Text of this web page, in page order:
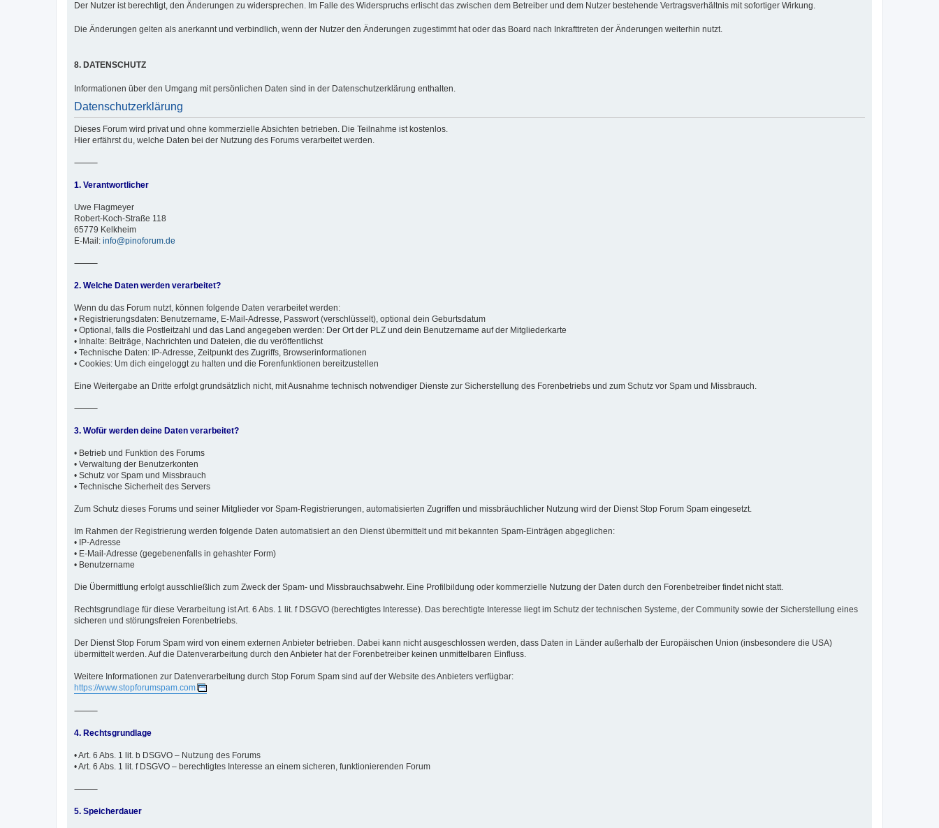
Der Nutzer ist berechtigt, den Änderungen zu widersprechen. Im Falle des Widerspruchs erlischt das zwischen dem Betreiber und dem Nutzer bestehende Vertragsverhältnis mit sofortiger Wirkung.
Die Änderungen gelten als anerkannt und verbindlich, wenn der Nutzer den Änderungen zugestimmt hat oder das Board nach Inkrafttreten der Änderungen weiterhin nutzt.
8. DATENSCHUTZ
Informationen über den Umgang mit persönlichen Daten sind in der Datenschutzerklärung enthalten.
Datenschutzerklärung
Dieses Forum wird privat und ohne kommerzielle Absichten betrieben. Die Teilnahme ist kostenlos.
Hier erfährst du, welche Daten bei der Nutzung des Forums verarbeitet werden.
⸻
1. Verantwortlicher
Uwe Flagmeyer
Robert-Koch-Straße 118
65779 Kelkheim
E-Mail: info@pinoforum.de
⸻
2. Welche Daten werden verarbeitet?
Wenn du das Forum nutzt, können folgende Daten verarbeitet werden:
• Registrierungsdaten: Benutzername, E-Mail-Adresse, Passwort (verschlüsselt), optional dein Geburtsdatum
• Optional, falls die Postleitzahl und das Land angegeben werden: Der Ort der PLZ und dein Benutzername auf der Mitgliederkarte
• Inhalte: Beiträge, Nachrichten und Dateien, die du veröffentlichst
• Technische Daten: IP-Adresse, Zeitpunkt des Zugriffs, Browserinformationen
• Cookies: Um dich eingeloggt zu halten und die Forenfunktionen bereitzustellen
Eine Weitergabe an Dritte erfolgt grundsätzlich nicht, mit Ausnahme technisch notwendiger Dienste zur Sicherstellung des Forenbetriebs und zum Schutz vor Spam und Missbrauch.
⸻
3. Wofür werden deine Daten verarbeitet?
• Betrieb und Funktion des Forums
• Verwaltung der Benutzerkonten
• Schutz vor Spam und Missbrauch
• Technische Sicherheit des Servers
Zum Schutz dieses Forums und seiner Mitglieder vor Spam-Registrierungen, automatisierten Zugriffen und missbräuchlicher Nutzung wird der Dienst Stop Forum Spam eingesetzt.
Im Rahmen der Registrierung werden folgende Daten automatisiert an den Dienst übermittelt und mit bekannten Spam-Einträgen abgeglichen:
• IP-Adresse
• E-Mail-Adresse (gegebenenfalls in gehashter Form)
• Benutzername
Die Übermittlung erfolgt ausschließlich zum Zweck der Spam- und Missbrauchsabwehr. Eine Profilbildung oder kommerzielle Nutzung der Daten durch den Forenbetreiber findet nicht statt.
Rechtsgrundlage für diese Verarbeitung ist Art. 6 Abs. 1 lit. f DSGVO (berechtigtes Interesse). Das berechtigte Interesse liegt im Schutz der technischen Systeme, der Community sowie der Sicherstellung eines
sicheren und störungsfreien Forenbetriebs.
Der Dienst Stop Forum Spam wird von einem externen Anbieter betrieben. Dabei kann nicht ausgeschlossen werden, dass Daten in Länder außerhalb der Europäischen Union (insbesondere die USA)
übermittelt werden. Auf die Datenverarbeitung durch den Anbieter hat der Forenbetreiber keinen unmittelbaren Einfluss.
Weitere Informationen zur Datenverarbeitung durch Stop Forum Spam sind auf der Website des Anbieters verfügbar:
https://www.stopforumspam.com
⸻
4. Rechtsgrundlage
• Art. 6 Abs. 1 lit. b DSGVO – Nutzung des Forums
• Art. 6 Abs. 1 lit. f DSGVO – berechtigtes Interesse an einem sicheren, funktionierenden Forum
⸻
5. Speicherdauer